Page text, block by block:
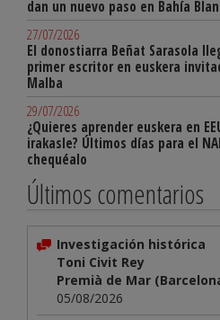
dan un nuevo paso en Bahía
27/07/2026
El donostiarra Beñat Sarasola
primer escritor en euskera
Malba
29/07/2026
¿Quieres aprender euskera en
irakasle? Últimos días para el
chequéalo
Últimos comentarios
Investigación histórica
Toni Civit Rey
Premià de Mar
05/08/2026